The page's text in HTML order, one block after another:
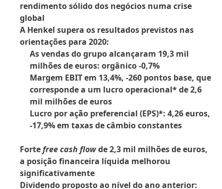
rendimento sólido dos negócios numa crise
global
A Henkel supera os resultados previstos nas
orientações para 2020:
As vendas do grupo alcançaram 19,3 mil
milhões de euros: orgânico -0,7%
Margem EBIT em 13,4%, -260 pontos base, que
corresponde a um lucro operacional* de 2,6
mil milhões de euros
Lucro por ação preferencial (EPS)*: 4,26 euros,
-17,9% em taxas de câmbio constantes
Fortefree cash flowde 2,3 mil milhões de euros,
a posição financeira líquida melhorou
significativamente
Dividendo proposto ao nível do ano anterior: